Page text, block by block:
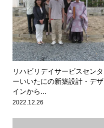
リハビリデイサービスセンタ
ーいいたにの新築設計・デザ
インから...
2022.12.26